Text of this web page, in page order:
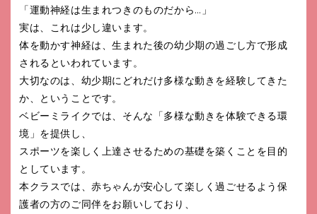
「運動神経は生まれつきのものだから…」
実は、これは少し違います。
体を動かす神経は、生まれた後の幼少期の過ごし方で形成
されるといわれています。
大切なのは、幼少期にどれだけ多様な動きを経験してきた
か、ということです。
ベビーミライクでは、そんな「多様な動きを体験できる環
境」を提供し、
スポーツを楽しく上達させるための基礎を築くことを目的
としています。
本クラスでは、赤ちゃんが安心して楽しく過ごせるよう保
護者の方のご同伴をお願いしており、